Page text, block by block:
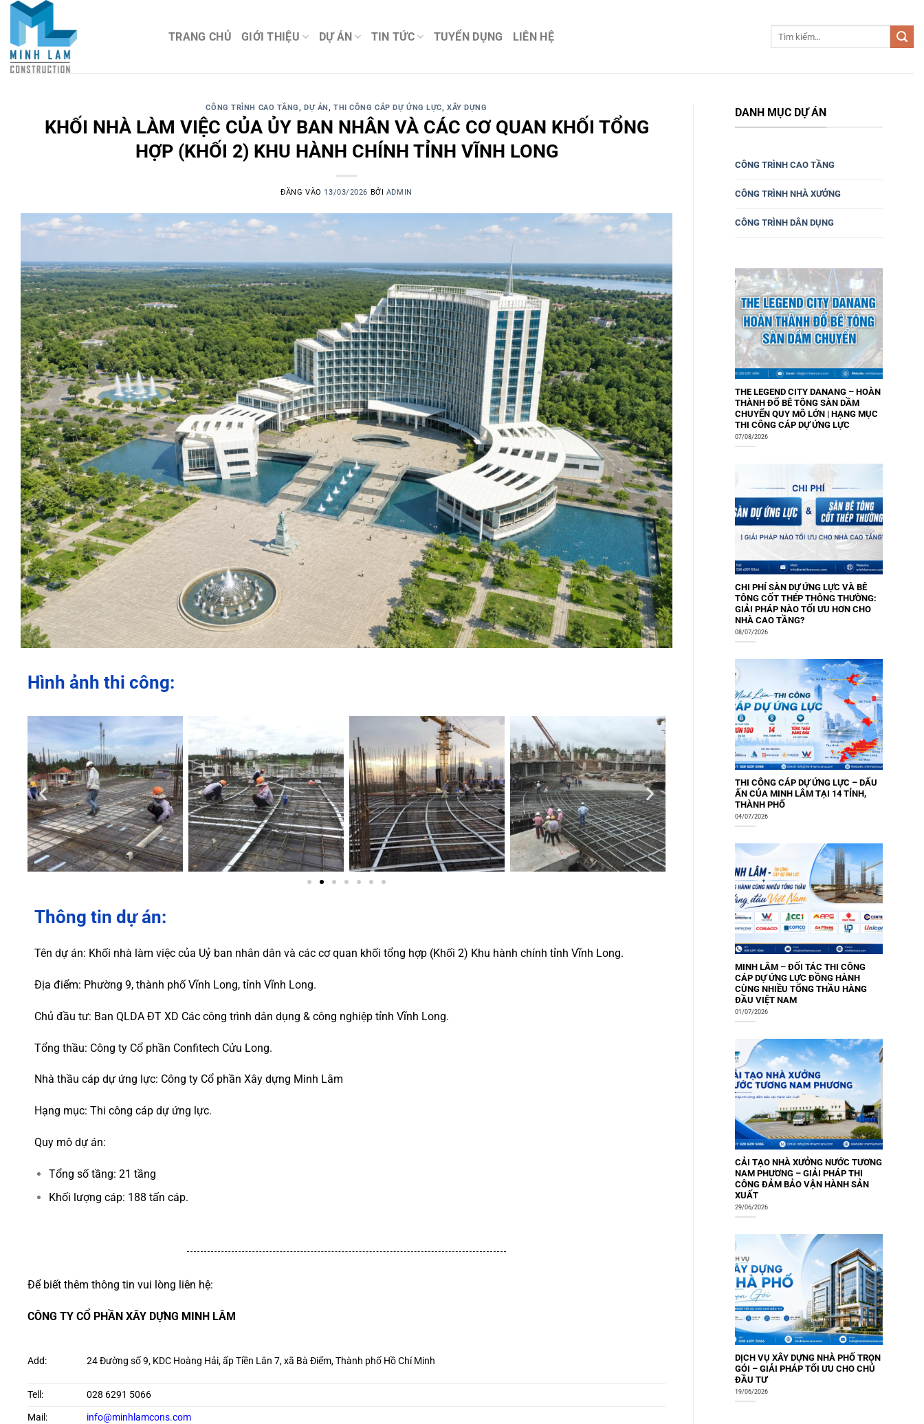
TRANG CHỦ GIỚI THIỆU DỰ ÁN TIN TỨC TUYỂN DỤNG LIÊN HỆ
CÔNG TRÌNH CAO TẦNG,DỰ ÁN,THI CÔNG CÁP DỰ ỨNG LỰC,XÂY DỰNG
KHỐI NHÀ LÀM VIỆC CỦA ỦY BAN NHÂN VÀ CÁC CƠ QUAN KHỐI TỔNG
HỢP (KHỐI 2) KHU HÀNH CHÍNH TỈNH VĨNH LONG
ĐĂNG VÀO 13/03/2026 BỞI ADMIN
Hình ảnh thi công:
Thông tin dự án:
Tên dự án: Khối nhà làm việc của Uỷ ban nhân dân và các cơ quan khối tổng hợp (Khối 2) Khu hành chính tỉnh Vĩnh Long.
Địa điểm: Phường 9, thành phố Vĩnh Long, tỉnh Vĩnh Long.
Chủ đầu tư: Ban QLDA ĐT XD Các công trình dân dụng & công nghiệp tỉnh Vĩnh Long.
Tổng thầu: Công ty Cổ phần Confitech Cửu Long.
Nhà thầu cáp dự ứng lực: Công ty Cổ phần Xây dựng Minh Lâm
Hạng mục: Thi công cáp dự ứng lực.
Quy mô dự án:
Tổng số tầng: 21 tầng
Khối lượng cáp: 188 tấn cáp.
Để biết thêm thông tin vui lòng liên hệ:
CÔNG TY CỔ PHẦN XÂY DỰNG MINH LÂM
Add: 24 Đường số 9, KDC Hoàng Hải, ấp Tiền Lân 7, xã Bà Điểm, Thành phố Hồ Chí Minh
Tell:
028 6291 5066
Mail:
info@minhlamcons.com
DANH MỤC DỰ ÁN
CÔNG TRÌNH CAO TẦNG
CÔNG TRÌNH NHÀ XƯỞNG
CÔNG TRÌNH DÂN DỤNG
THE LEGEND CITY DANANG – HOÀN
THÀNH ĐỔ BÊ TÔNG SÀN DẦM
CHUYỂN QUY MÔ LỚN | HẠNG MỤC
THI CÔNG CÁP DỰ ỨNG LỰC
07/08/2026
CHI PHÍ SÀN DỰ ỨNG LỰC VÀ BÊ
TÔNG CỐT THÉP THÔNG THƯỜNG:
GIẢI PHÁP NÀO TỐI ƯU HƠN CHO
NHÀ CAO TẦNG?
08/07/2026
THI CÔNG CÁP DỰ ỨNG LỰC – DẤU
ẤN CỦA MINH LÂM TẠI 14 TỈNH,
THÀNH PHỐ
04/07/2026
MINH LÂM – ĐỐI TÁC THI CÔNG
CÁP DỰ ỨNG LỰC ĐỒNG HÀNH
CÙNG NHIỀU TỔNG THẦU HÀNG
ĐẦU VIỆT NAM
01/07/2026
CẢI TẠO NHÀ XƯỞNG NƯỚC TƯƠNG
NAM PHƯƠNG – GIẢI PHÁP THI
CÔNG ĐẢM BẢO VẬN HÀNH SẢN
XUẤT
29/06/2026
DỊCH VỤ XÂY DỰNG NHÀ PHỐ TRỌN
GÓI – GIẢI PHÁP TỐI ƯU CHO CHỦ
ĐẦU TƯ
19/06/2026